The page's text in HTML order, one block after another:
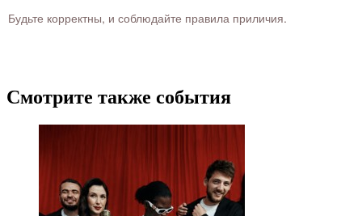
Будьте корректны, и соблюдайте правила приличия.
Смотрите также события